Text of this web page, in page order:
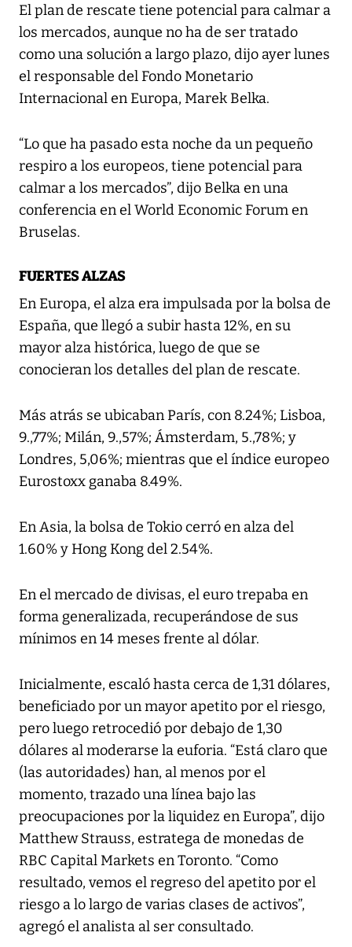
El plan de rescate tiene potencial para calmar a
los mercados, aunque no ha de ser tratado
como una solución a largo plazo, dijo ayer lunes
el responsable del Fondo Monetario
Internacional en Europa, Marek Belka.
“Lo que ha pasado esta noche da un pequeño
respiro a los europeos, tiene potencial para
calmar a los mercados”, dijo Belka en una
conferencia en el World Economic Forum en
Bruselas.
FUERTES ALZAS
En Europa, el alza era impulsada por la bolsa de
España, que llegó a subir hasta 12%, en su
mayor alza histórica, luego de que se
conocieran los detalles del plan de rescate.
Más atrás se ubicaban París, con 8.24%; Lisboa,
9.,77%; Milán, 9.,57%; Ámsterdam, 5.,78%; y
Londres, 5,06%; mientras que el índice europeo
Eurostoxx ganaba 8.49%.
En Asia, la bolsa de Tokio cerró en alza del
1.60% y Hong Kong del 2.54%.
En el mercado de divisas, el euro trepaba en
forma generalizada, recuperándose de sus
mínimos en 14 meses frente al dólar.
Inicialmente, escaló hasta cerca de 1,31 dólares,
beneficiado por un mayor apetito por el riesgo,
pero luego retrocedió por debajo de 1,30
dólares al moderarse la euforia. “Está claro que
(las autoridades) han, al menos por el
momento, trazado una línea bajo las
preocupaciones por la liquidez en Europa”, dijo
Matthew Strauss, estratega de monedas de
RBC Capital Markets en Toronto. “Como
resultado, vemos el regreso del apetito por el
riesgo a lo largo de varias clases de activos”,
agregó el analista al ser consultado.